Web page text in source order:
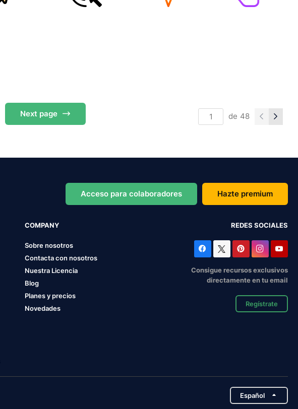
Next page de 48
Acceso para colaboradores Hazte premium
COMPANY
Sobre nosotros
Contacta con nosotros
Nuestra Licencia
Blog
Planes y precios
Novedades
REDES SOCIALES
Consigue recursos exclusivos
directamente en tu email
Regístrate
Español